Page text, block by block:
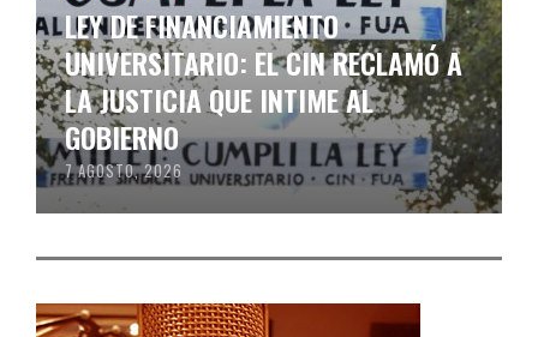
LEY DE FINANCIAMIENTO
UNIVERSITARIO: EL CIN RECLAMÓ A
LA JUSTICIA QUE INTIME AL
GOBIERNO
7 AGOSTO, 2026